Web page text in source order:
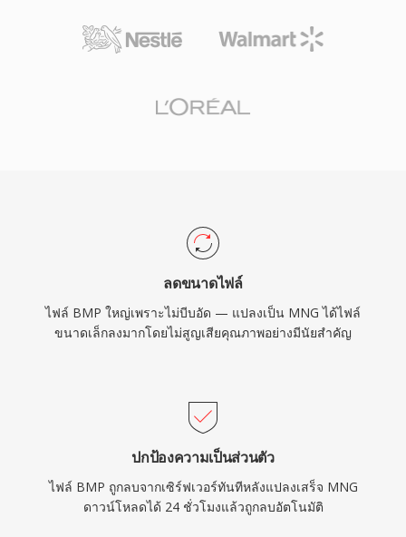
ลดขนาดไฟล์
ไฟล์ BMP ใหญ่เพราะไม่บีบอัด — แปลงเป็น MNG ได้ไฟล์
ขนาดเล็กลงมากโดยไม่สูญเสียคุณภาพอย่างมีนัยสำคัญ
ปกป้องความเป็นส่วนตัว
ไฟล์ BMP ถูกลบจากเซิร์ฟเวอร์ทันทีหลังแปลงเสร็จ MNG
ดาวน์โหลดได้ 24 ชั่วโมงแล้วถูกลบอัตโนมัติ